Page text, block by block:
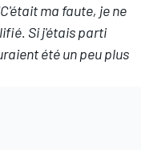
ma faute, je ne
Si j'étais parti
été un peu plus